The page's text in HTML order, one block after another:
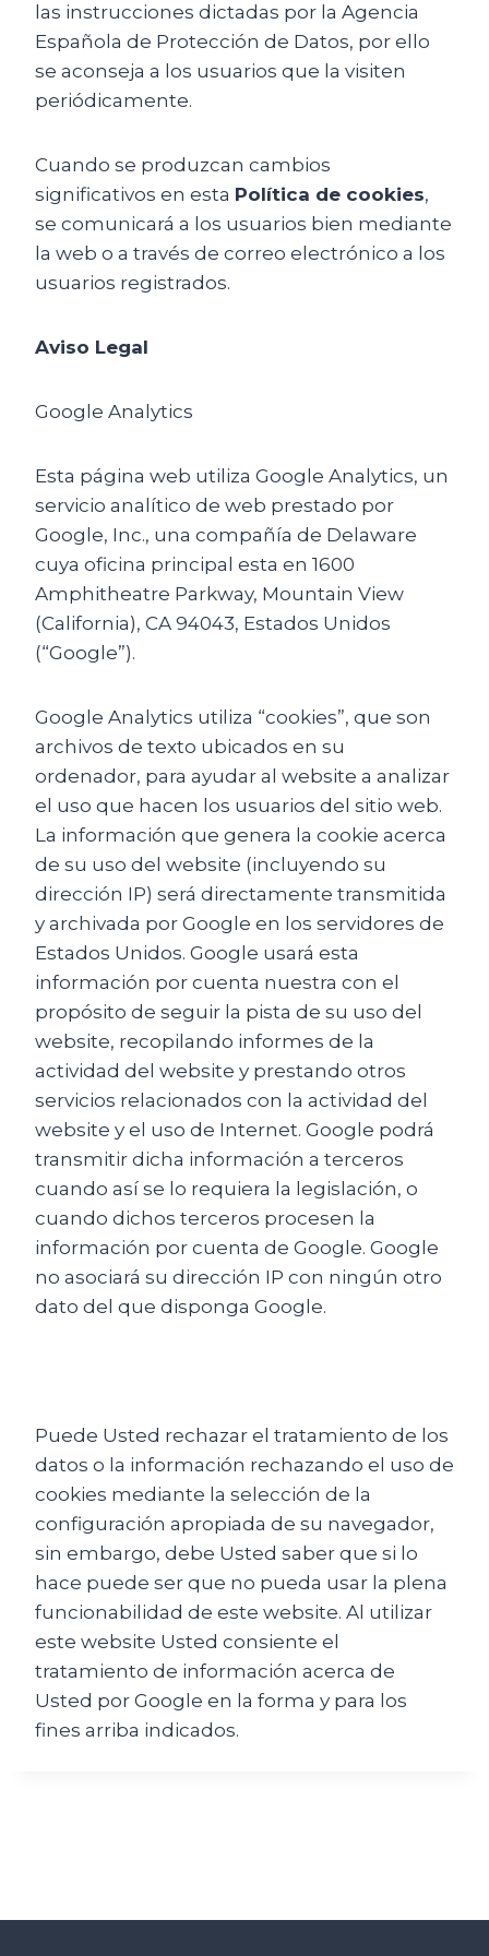
las instrucciones dictadas por la Agencia
Española de Protección de Datos, por ello
se aconseja a los usuarios que la visiten
periódicamente.
Cuando se produzcan cambios
significativos en esta Política de cookies,
se comunicará a los usuarios bien mediante
la web o a través de correo electrónico a los
usuarios registrados.
Aviso Legal
Google Analytics
Esta página web utiliza Google Analytics, un
servicio analítico de web prestado por
Google, Inc., una compañía de Delaware
cuya oficina principal esta en 1600
Amphitheatre Parkway, Mountain View
(California), CA 94043, Estados Unidos
(“Google”).
Google Analytics utiliza “cookies”, que son
archivos de texto ubicados en su
ordenador, para ayudar al website a analizar
el uso que hacen los usuarios del sitio web.
La información que genera la cookie acerca
de su uso del website (incluyendo su
dirección IP) será directamente transmitida
y archivada por Google en los servidores de
Estados Unidos. Google usará esta
información por cuenta nuestra con el
propósito de seguir la pista de su uso del
website, recopilando informes de la
actividad del website y prestando otros
servicios relacionados con la actividad del
website y el uso de Internet. Google podrá
transmitir dicha información a terceros
cuando así se lo requiera la legislación, o
cuando dichos terceros procesen la
información por cuenta de Google. Google
no asociará su dirección IP con ningún otro
dato del que disponga Google.
Puede Usted rechazar el tratamiento de los
datos o la información rechazando el uso de
cookies mediante la selección de la
configuración apropiada de su navegador,
sin embargo, debe Usted saber que si lo
hace puede ser que no pueda usar la plena
funcionabilidad de este website. Al utilizar
este website Usted consiente el
tratamiento de información acerca de
Usted por Google en la forma y para los
fines arriba indicados.